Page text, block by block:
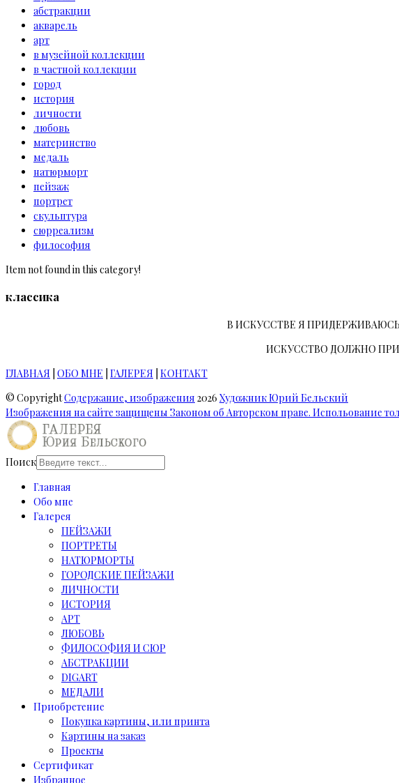
абстракции
акварель
арт
в музейной коллекции
в частной коллекции
город
история
личности
любовь
материнство
медаль
натюрморт
пейзаж
портрет
скульптура
сюрреализм
философия
Item not found in this category!
классика
В ИСКУССТВЕ Я
ИСКУССТВО ДОЛЖНО
ГЛАВНАЯ ОБО МНЕ ГАЛЕРЕЯ КОНТАКТ
© CopyrightСодержание, изображения 2026 Художник Юрий Бельский
Изображения на сайте защищены Законом об Авторском праве. Испольование
Поиск
Главная
Обо мне
Галерея
ПЕЙЗАЖИ
ПОРТРЕТЫ
НАТЮРМОРТЫ
ГОРОДСКИЕ ПЕЙЗАЖИ
ЛИЧНОСТИ
ИСТОРИЯ
АРТ
ЛЮБОВЬ
ФИЛОСОФИЯ И СЮР
АБСТРАКЦИИ
DIGART
МЕДАЛИ
Приобретение
Покупка картины, или принта
Картины на заказ
Проекты
Сертификат
Избранное